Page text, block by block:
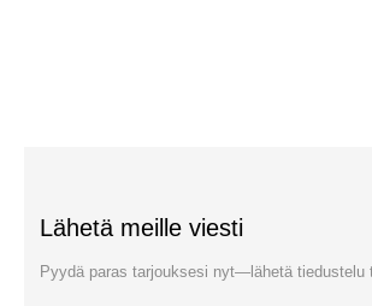
Lähetä meille viesti
Pyydä paras tarjouksesi nyt—lähetä tiedustelu